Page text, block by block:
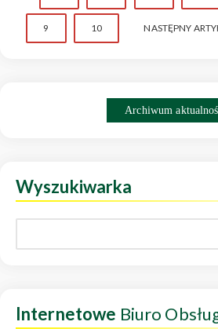
9 10 NASTĘPNY
Archiwum
Wyszukiwarka
Internetowe Biuro